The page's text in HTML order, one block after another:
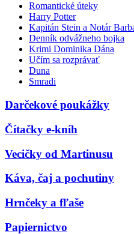
Romantické úteky
Harry Potter
Kapitán Stein a Notár
Denník odvážneho bojka
Krimi Dominika Dána
Učím sa rozprávať
Duna
Smradi
Darčekové poukážky
Čítačky e-kníh
Vecičky od Martinusu
Káva, čaj a pochutiny
Hrnčeky a fľaše
Papiernictvo